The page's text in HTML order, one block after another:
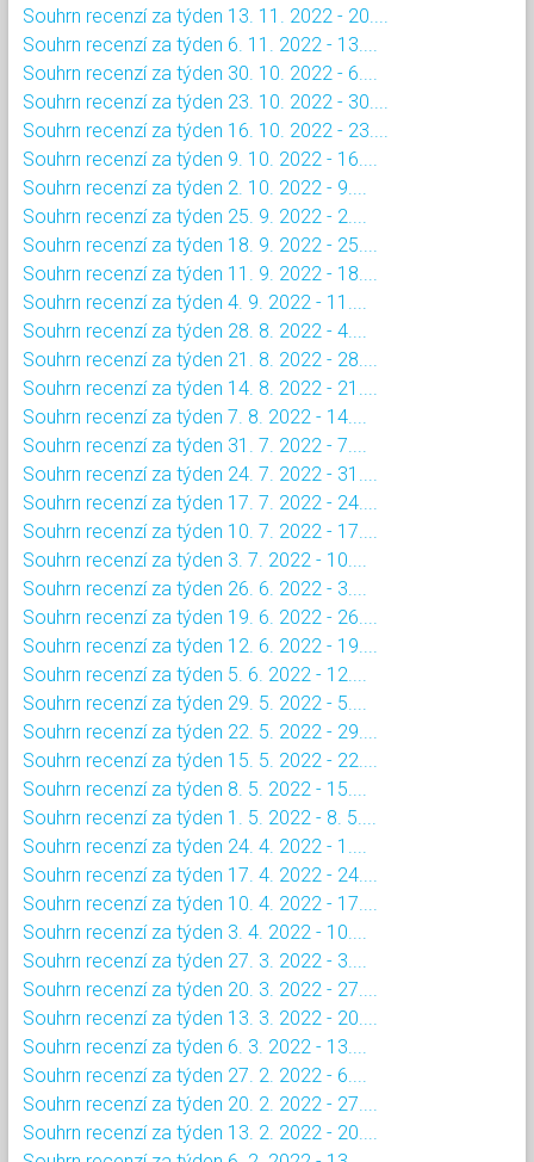
Souhrn recenzí za týden 13. 11. 2022 - 20....
Souhrn recenzí za týden 6. 11. 2022 - 13....
Souhrn recenzí za týden 30. 10. 2022 - 6....
Souhrn recenzí za týden 23. 10. 2022 - 30....
Souhrn recenzí za týden 16. 10. 2022 - 23....
Souhrn recenzí za týden 9. 10. 2022 - 16....
Souhrn recenzí za týden 2. 10. 2022 - 9....
Souhrn recenzí za týden 25. 9. 2022 - 2....
Souhrn recenzí za týden 18. 9. 2022 - 25....
Souhrn recenzí za týden 11. 9. 2022 - 18....
Souhrn recenzí za týden 4. 9. 2022 - 11....
Souhrn recenzí za týden 28. 8. 2022 - 4....
Souhrn recenzí za týden 21. 8. 2022 - 28....
Souhrn recenzí za týden 14. 8. 2022 - 21....
Souhrn recenzí za týden 7. 8. 2022 - 14....
Souhrn recenzí za týden 31. 7. 2022 - 7....
Souhrn recenzí za týden 24. 7. 2022 - 31....
Souhrn recenzí za týden 17. 7. 2022 - 24....
Souhrn recenzí za týden 10. 7. 2022 - 17....
Souhrn recenzí za týden 3. 7. 2022 - 10....
Souhrn recenzí za týden 26. 6. 2022 - 3....
Souhrn recenzí za týden 19. 6. 2022 - 26....
Souhrn recenzí za týden 12. 6. 2022 - 19....
Souhrn recenzí za týden 5. 6. 2022 - 12....
Souhrn recenzí za týden 29. 5. 2022 - 5....
Souhrn recenzí za týden 22. 5. 2022 - 29....
Souhrn recenzí za týden 15. 5. 2022 - 22....
Souhrn recenzí za týden 8. 5. 2022 - 15....
Souhrn recenzí za týden 1. 5. 2022 - 8. 5....
Souhrn recenzí za týden 24. 4. 2022 - 1....
Souhrn recenzí za týden 17. 4. 2022 - 24....
Souhrn recenzí za týden 10. 4. 2022 - 17....
Souhrn recenzí za týden 3. 4. 2022 - 10....
Souhrn recenzí za týden 27. 3. 2022 - 3....
Souhrn recenzí za týden 20. 3. 2022 - 27....
Souhrn recenzí za týden 13. 3. 2022 - 20....
Souhrn recenzí za týden 6. 3. 2022 - 13....
Souhrn recenzí za týden 27. 2. 2022 - 6....
Souhrn recenzí za týden 20. 2. 2022 - 27....
Souhrn recenzí za týden 13. 2. 2022 - 20....